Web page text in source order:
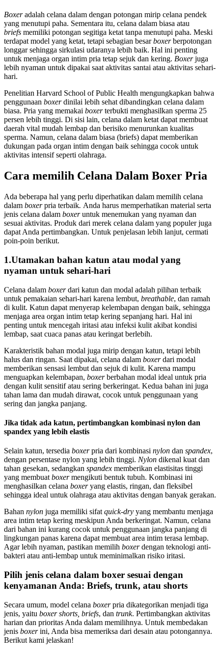
Boxeradalah celana dalam dengan potongan mirip celana pendek
yang menutupi paha. Sementara itu, celana dalam biasa atau
briefs memiliki potongan segitiga ketat tanpa menutupi paha. Meski
terdapat model yang ketat, tetapi sebagian besarboxerberpotongan
longgar sehingga sirkulasi udaranya lebih baik. Hal ini penting
untuk menjaga organ intim pria tetap sejuk dan kering. Boxerjuga
lebih nyaman untuk dipakai saat aktivitas santai atau aktivitas sehari-
hari.
Penelitian Harvard School of Public Health mengungkapkan bahwa
penggunaan boxerdinilai lebih sehat dibandingkan celana dalam
biasa. Pria yang memakai boxerterbukti menghasilkan sperma 25
persen lebih tinggi. Di sisi lain, celana dalam ketat dapat membuat
daerah vital mudah lembap dan berisiko menurunkan kualitas
sperma. Namun, celana dalam biasa (briefs) dapat memberikan
dukungan pada organ intim dengan baik sehingga cocok untuk
aktivitas intensif seperti olahraga.
Cara memilih Celana Dalam Boxer Pria
Ada beberapa hal yang perlu diperhatikan dalam memilih celana
dalam boxerpria terbaik. Anda harus memperhatikan material serta
jenis celana dalam boxeruntuk menemukan yang nyaman dan
sesuai aktivitas. Produk dari merek celana dalam yang populer juga
dapat Anda pertimbangkan. Untuk penjelasan lebih lanjut, cermati
poin-poin berikut.
1.Utamakan bahan katun atau modal yang
nyaman untuk sehari-hari
Celana dalam boxerdari katun dan modal adalah pilihan terbaik
untuk pemakaian sehari-hari karena lembut, breathable, dan ramah
di kulit. Katun dapat menyerap kelembapan dengan baik, sehingga
menjaga area organ intim tetap kering sepanjang hari. Hal ini
penting untuk mencegah iritasi atau infeksi kulit akibat kondisi
lembap, saat cuaca panas atau keringat berlebih.
Karakteristik bahan modal juga mirip dengan katun, tetapi lebih
halus dan ringan. Saat dipakai, celana dalam boxerdari modal
memberikan sensasi lembut dan sejuk di kulit. Karena mampu
menguapkan kelembapan, boxerberbahan modal ideal untuk pria
dengan kulit sensitif atau sering berkeringat. Kedua bahan ini juga
tahan lama dan mudah dirawat, cocok untuk penggunaan yang
sering dan jangka panjang.
Jika tidak ada katun, pertimbangkan kombinasi nylon dan
spandex yang lebih elastis
Selain katun, tersedia boxerpria dari kombinasi nylon dan spandex,
dengan persentase nylon yang lebih tinggi. Nylon dikenal kuat dan
tahan gesekan, sedangkan spandex memberikan elastisitas tinggi
yang membuat boxermengikuti bentuk tubuh. Kombinasi ini
menghasilkan celana boxeryang elastis, ringan, dan fleksibel
sehingga ideal untuk olahraga atau aktivitas dengan banyak gerakan.
Bahan nylon juga memiliki sifat quick-dry yang membantu menjaga
area intim tetap kering meskipun Anda berkeringat. Namun, celana
dari bahan ini kurang cocok untuk penggunaan jangka panjang di
lingkungan panas karena dapat membuat area intim terasa lembap.
Agar lebih nyaman, pastikan memilih boxerdengan teknologi anti-
bakteri atau anti-lembap untuk meminimalkan risiko iritasi.
Pilih jenis celana dalam boxer sesuai dengan
kenyamanan Anda: Briefs, trunk, atau shorts
Secara umum, model celana boxerpria dikategorikan menjadi tiga
jenis, yaitu boxer shorts, briefs, dan trunk. Pertimbangkan aktivitas
harian dan prioritas Anda dalam memilihnya. Untuk membedakan
jenis boxerini, Anda bisa memeriksa dari desain atau potongannya.
Berikut kami jelaskan!